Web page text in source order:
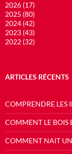
2026 (17)
2025 (80)
2024 (42)
2023 (43)
2022 (32)
ARTICLES RÉCENTS
COMPRENDRE LES
COMMENT LE BOIS
COMMENT NAIT